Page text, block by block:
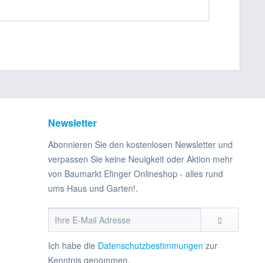
Newsletter
Abonnieren Sie den kostenlosen Newsletter und
verpassen Sie keine Neuigkeit oder Aktion mehr
von Baumarkt Efinger Onlineshop - alles rund
ums Haus und Garten!.
Ich habe die Datenschutzbestimmungen zur
Kenntnis genommen.